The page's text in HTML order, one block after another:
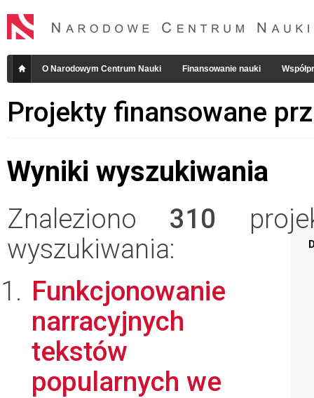
O Narodowym Centrum Nauki Finansowanie nauki
Projekty finansowane
Wyniki wyszukiwania
Znaleziono 310
wyszukiwania:
Funkcjonowanie
narracyjnych
tekstów
popularnych we